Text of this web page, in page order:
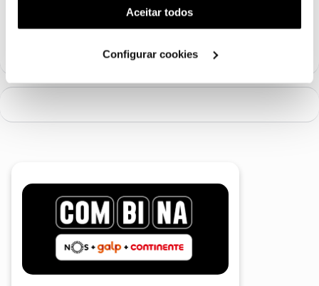
(cookies de publicidade personalizada). Pode gerir a
utilização dos cookies clicando em "Configurar
Aceitar todos
Configurar cookies
lugar ontem em vez de ir para as ultimas, fique nas agendadas.